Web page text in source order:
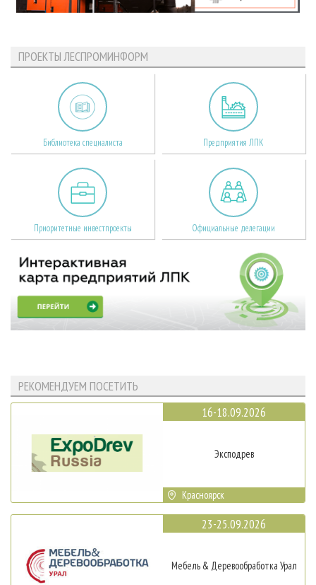
ПРОЕКТЫ ЛЕСПРОМИНФОРМ
Библиотека специалиста Предприятия ЛПК
Приоритетные инвестпроекты Официальные делегации
РЕКОМЕНДУЕМ ПОСЕТИТЬ
16-18.09.2026
Эксподрев
Красноярск
23-25.09.2026
Мебель & Деревообработка Урал